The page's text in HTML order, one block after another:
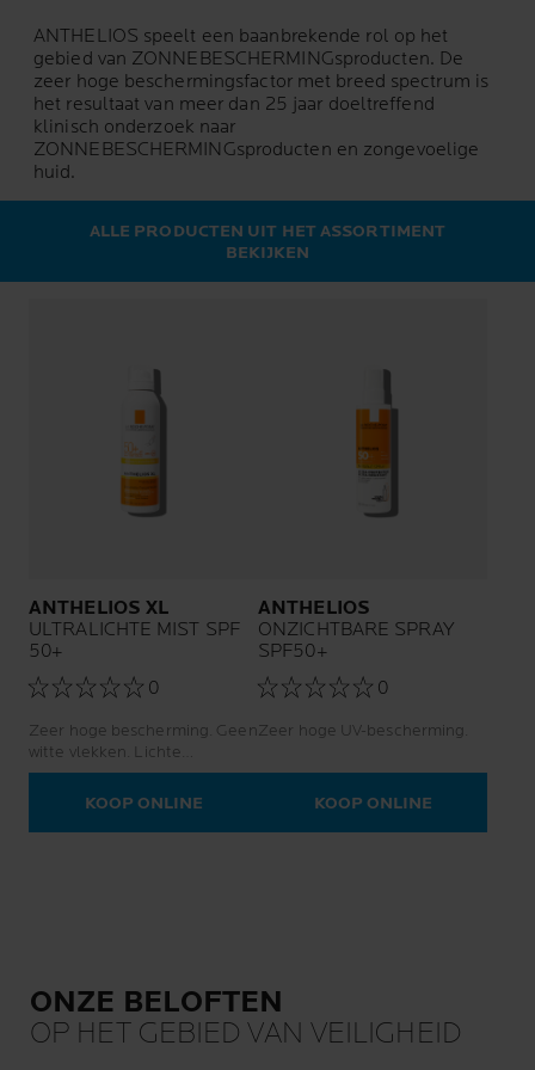
ANTHELIOS speelt een baanbrekende rol op het
gebied van ZONNEBESCHERMINGsproducten. De
zeer hoge beschermingsfactor met breed spectrum is
het resultaat van meer dan 25 jaar doeltreffend
klinisch onderzoek naar
ZONNEBESCHERMINGsproducten en zongevoelige
huid.
ALLE PRODUCTEN UIT HET ASSORTIMENT
BEKIJKEN
ANTHELIOS XL
ULTRALICHTE MIST SPF
50+
0
Zeer hoge bescherming. Geen
witte vlekken. Lichte
afwerking.
KOOP ONLINE
ANTHELIOS
ONZICHTBARE SPRAY
SPF50+
0
Zeer hoge UV-bescherming.
KOOP ONLINE
ONZE BELOFTEN
OP HET GEBIED VAN VEILIGHEID